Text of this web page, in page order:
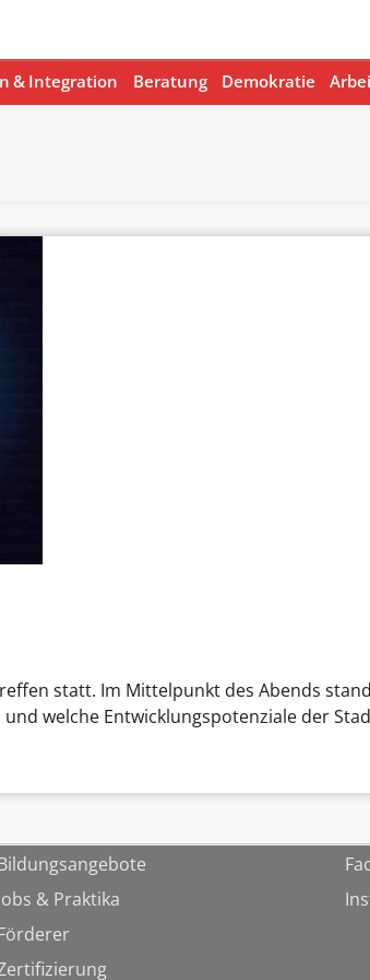
& Integration Beratung Demokratie
statt. Im Mittelpunkt des Abends
welche Entwicklungspotenziale der
& Praktika